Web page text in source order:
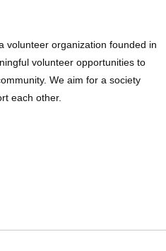
volunteer organization founded in
volunteer opportunities to
We aim for a society
each other.